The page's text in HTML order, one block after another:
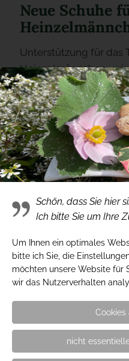
Neue Schuhe
Unterstützung für das
Heinzelmännchen-
Adresse
Gärtnerei Hinze e.K.
Inh. Stefan Kaben
23554 Lübeck
Kontakt
Tel.: 0451 / 49 95 40
Fax: 0451 / 4 99 54 18
Schön, dass Sie hier
Ich bitte Sie um Ihre
Um Ihnen ein optimales
bitte ich Sie, die
möchten unsere Website für
wir das Nutzerverhalten
Cookies
nicht